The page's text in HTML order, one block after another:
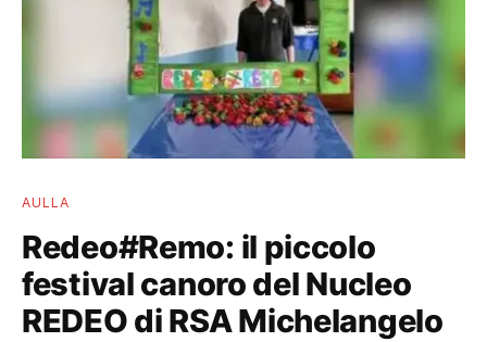
AULLA
Redeo#Remo: il piccolo
festival canoro del Nucleo
REDEO di RSA Michelangelo